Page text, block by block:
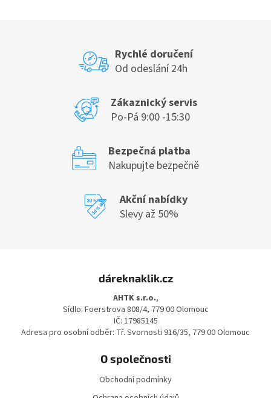
Rychlé doručení
Od odeslání 24h
Zákaznický servis
Po-Pá 9:00 -15:30
Bezpečná platba
Nakupujte bezpečně
Akční nabídky
Slevy až 50%
dáreknaklik.cz
AHTK s.r.o.,
Sídlo: Foerstrova 808/4, 779 00 Olomouc
IČ: 17985145
Adresa pro osobní odběr: Tř. Svornosti 916/35, 779 00 Olomouc
O společnosti
Obchodní podmínky